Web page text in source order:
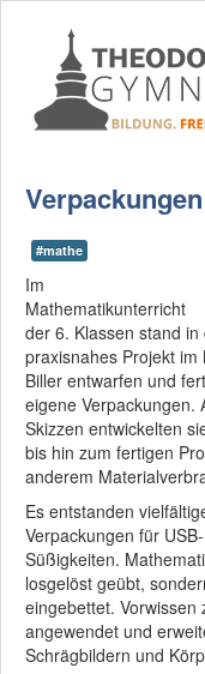
#mathe
Im
Mathematikunterricht
der 6. Klassen stand
praxisnahes Projekt
Biller entwarfen und
eigene Verpackungen.
Skizzen entwickelten
bis hin zum fertigen
anderem
Es entstanden
Verpackungen für
Süßigkeiten.
losgelöst geübt,
eingebettet.
angewendet und
Schrägbildern und